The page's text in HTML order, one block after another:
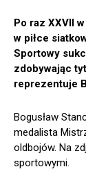
Po raz XXVII
w piłce
Sportowy
zdobywając
reprezentuje
Bogusław
medalista
oldbojów. Na
sportowymi.